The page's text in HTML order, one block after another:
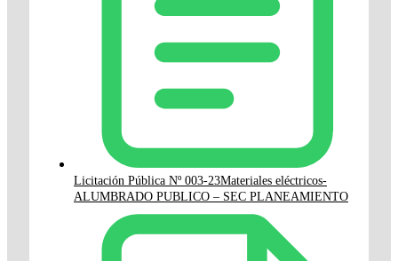
Licitación Pública Nº 003-23Materiales eléctricos-
ALUMBRADO PUBLICO – SEC PLANEAMIENTO